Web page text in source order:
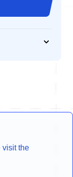
visit the